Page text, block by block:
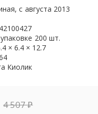
с августа 2013
200 шт.
× 6.4 × 12.7
Киолик
4 507₽